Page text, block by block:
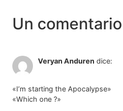
Un comentario
Veryan Anduren dice:
«I’m starting the Apocalypse»
«Which one ?»